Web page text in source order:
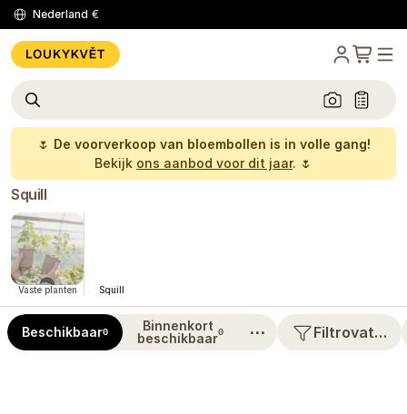
Nederland €
🌷 De voorverkoop van bloembollen is in volle gang!
Bekijk ons aanbod voor dit jaar. 🌷
Squill
Vaste planten Squill
Beschikbaar0
Binnenkort
beschikbaar0 ⋯ Filtrovat…